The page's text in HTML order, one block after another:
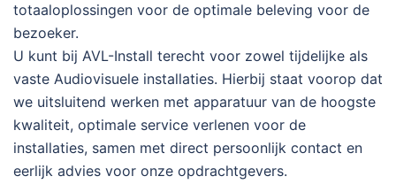
totaaloplossingen voor de optimale beleving voor de
bezoeker.
U kunt bij AVL-Install terecht voor zowel tijdelijke als
vaste Audiovisuele installaties. Hierbij staat voorop dat
we uitsluitend werken met apparatuur van de hoogste
kwaliteit, optimale service verlenen voor de
installaties, samen met direct persoonlijk contact en
eerlijk advies voor onze opdrachtgevers.